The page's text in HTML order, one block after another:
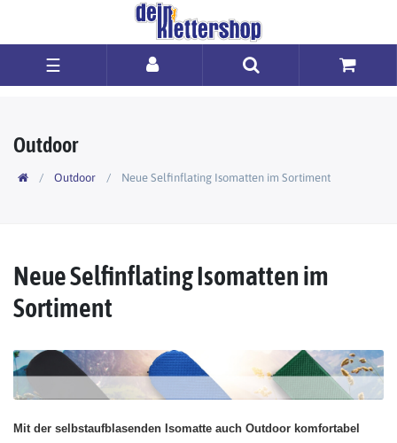
☰
Outdoor
Outdoor Neue Selfinflating Isomatten im Sortiment
Neue Selfinflating Isomatten im
Sortiment
Mit der selbstaufblasenden Isomatte auch Outdoor komfortabel